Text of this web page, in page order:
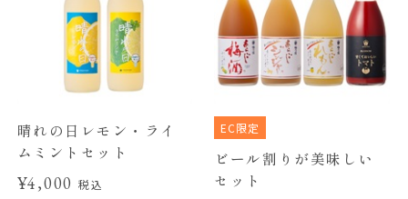
晴れの日レモン・ライ
ムミントセット
¥4,000税込
EC限定
ビール割りが美味しい
セット